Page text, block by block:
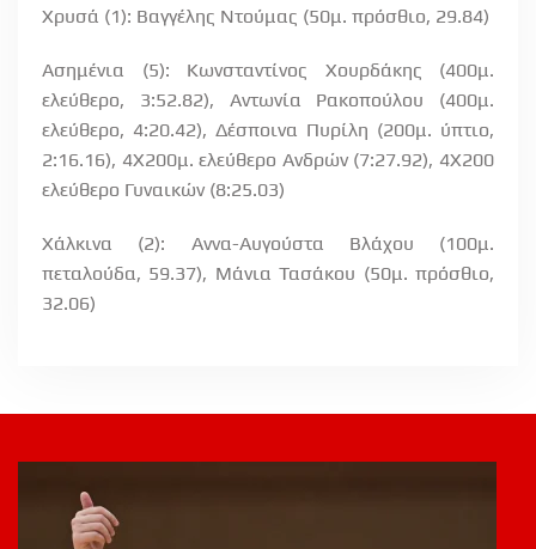
Χρυσά (1): Βαγγέλης Ντούμας (50μ. πρόσθιο, 29.84)
Ασημένια (5): Κωνσταντίνος Χουρδάκης (400μ.
ελεύθερο, 3:52.82), Αντωνία Ρακοπούλου (400μ.
ελεύθερο, 4:20.42), Δέσποινα Πυρίλη (200μ. ύπτιο,
2:16.16), 4Χ200μ. ελεύθερο Ανδρών (7:27.92), 4Χ200
ελεύθερο Γυναικών (8:25.03)
Χάλκινα (2): Αννα-Αυγούστα Βλάχου (100μ.
πεταλούδα, 59.37), Μάνια Τασάκου (50μ. πρόσθιο,
32.06)